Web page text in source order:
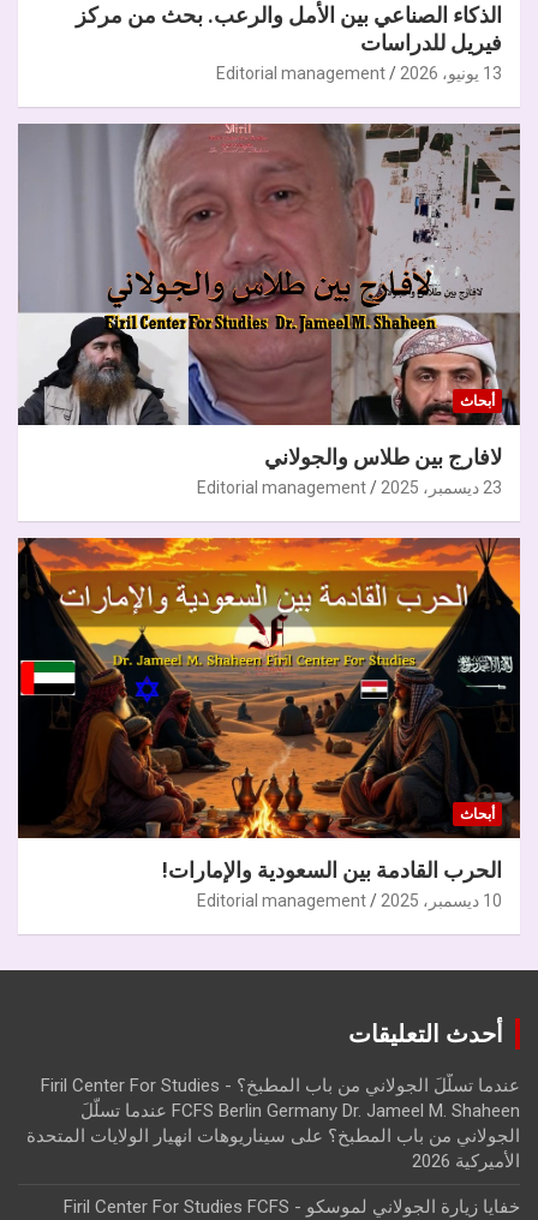
الذكاء الصناعي بين الأمل والرعب. بحث من مركز
فيريل للدراسات
13 يونيو، 2026 Editorial management
أبحاث
لافارج بين طلاس والجولاني
23 ديسمبر، 2025 Editorial management
أبحاث
الحرب القادمة بين السعودية والإمارات!
10 ديسمبر، 2025 Editorial management
أحدث التعليقات
عندما تسلّلَ الجولاني من باب المطبخ؟ - Firil Center For Studies
FCFS Berlin Germany Dr. Jameel M. Shaheen عندما تسلّلَ
الجولاني من باب المطبخ؟ على سيناريوهات انهيار الولايات المتحدة
الأميركية 2026
خفايا زيارة الجولاني لموسكو - Firil Center For Studies FCFS